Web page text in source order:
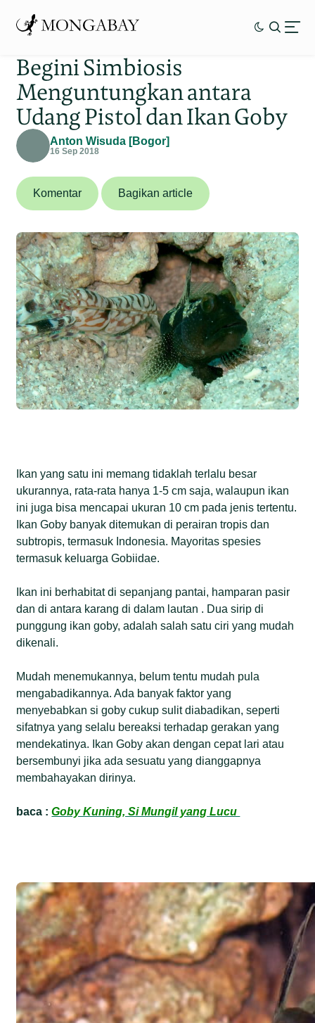
Begini Simbiosis
Menguntungkan antara
Udang Pistol dan Ikan Goby
Anton Wisuda [Bogor]
16 Sep 2018
Komentar Bagikan article
Ikan yang satu ini memang tidaklah terlalu besar
ukurannya, rata-rata hanya 1-5 cm saja, walaupun ikan
ini juga bisa mencapai ukuran 10 cm pada jenis tertentu.
Ikan Goby banyak ditemukan di perairan tropis dan
subtropis, termasuk Indonesia. Mayoritas spesies
termasuk keluarga Gobiidae.
Ikan ini berhabitat di sepanjang pantai, hamparan pasir
dan di antara karang di dalam lautan . Dua sirip di
punggung ikan goby, adalah salah satu ciri yang mudah
dikenali.
Mudah menemukannya, belum tentu mudah pula
mengabadikannya. Ada banyak faktor yang
menyebabkan si goby cukup sulit diabadikan, seperti
sifatnya yang selalu bereaksi terhadap gerakan yang
mendekatinya. Ikan Goby akan dengan cepat lari atau
bersembunyi jika ada sesuatu yang dianggapnya
membahayakan dirinya.
baca :Goby Kuning, Si Mungil yang Lucu